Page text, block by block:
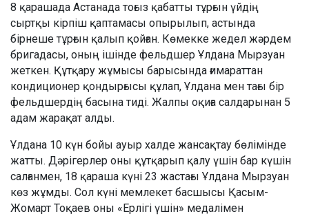
8 қарашада Астанада тоғыз қабатты тұрғын үйдің
сыртқы кірпіш қаптамасы опырылып, астында
бірнеше тұрғын қалып қойған. Көмекке жедел жәрдем
бригадасы, оның ішінде фельдшер Ұлдана Мырзуан
жеткен. Құтқару жұмысы барысында ғимараттан
кондиционер қондырғысы құлап, Ұлдана мен тағы бір
фельдшердің басына тиді. Жалпы оқиға салдарынан 5
адам жарақат алды.
Ұлдана 10 күн бойы ауыр халде жансақтау бөлімінде
жатты. Дәрігерлер оны құтқарып қалу үшін бар күшін
салғанмен, 18 қараша күні 23 жастағы Ұлдана Мырзуан
көз жұмды. Сол күні мемлекет басшысы Қасым-
Жомарт Тоқаев оны «Ерлігі үшін» медалімен